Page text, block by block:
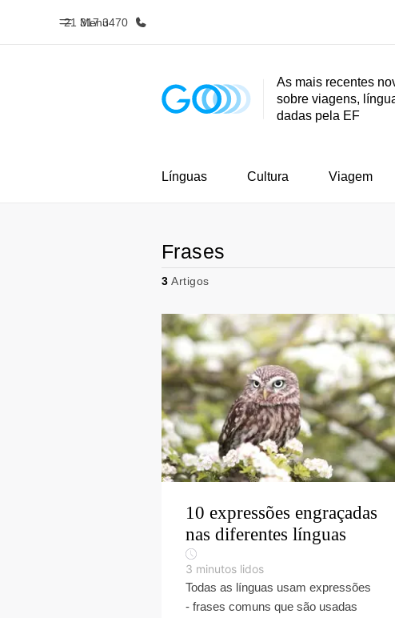
Menu
21 317 3470
Início Programas
Saiba tudo que
As mais recentes
sobre viagens,
dadas pela EF
Línguas Cultura Viagem
Frases
3 Artigos
10 expressões engraçadas
nas diferentes línguas
3 minutos lidos
Todas as línguas usam expressões
- frases comuns que são usadas